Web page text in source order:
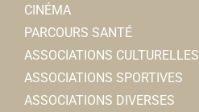
CINÉMA
PARCOURS SANTÉ
ASSOCIATIONS CULTURELLES
ASSOCIATIONS SPORTIVES
ASSOCIATIONS DIVERSES